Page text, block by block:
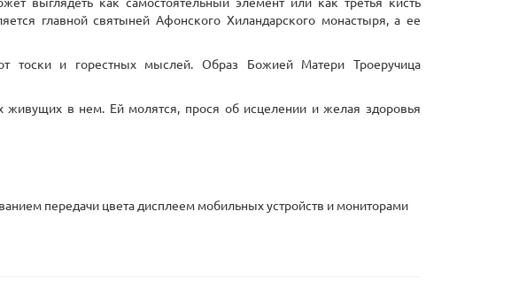
главной святыней Афонского Хиландарского монастыря, а ее
тоски и горестных мыслей. Образ Божией Матери Троеручица
в нем. Ей молятся, прося об исцелении и желая здоровья
передачи цвета дисплеем мобильных устройств и мониторами